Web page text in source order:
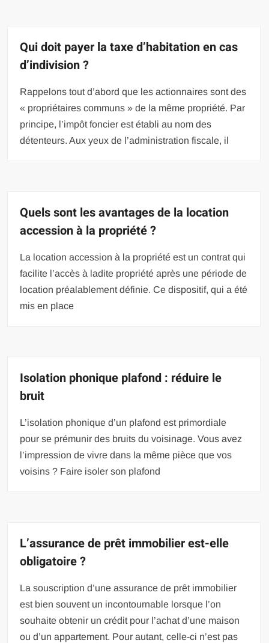
Qui doit payer la taxe d’habitation en cas
d’indivision ?
Rappelons tout d’abord que les actionnaires sont des
« propriétaires communs » de la même propriété. Par
principe, l’impôt foncier est établi au nom des
détenteurs. Aux yeux de l’administration fiscale, il
Quels sont les avantages de la location
accession à la propriété ?
La location accession à la propriété est un contrat qui
facilite l’accès à ladite propriété après une période de
location préalablement définie. Ce dispositif, qui a été
mis en place
Isolation phonique plafond : réduire le
bruit
L’isolation phonique d’un plafond est primordiale
pour se prémunir des bruits du voisinage. Vous avez
l’impression de vivre dans la même pièce que vos
voisins ? Faire isoler son plafond
L’assurance de prêt immobilier est-elle
obligatoire ?
La souscription d’une assurance de prêt immobilier
est bien souvent un incontournable lorsque l’on
souhaite obtenir un crédit pour l’achat d’une maison
ou d’un appartement. Pour autant, celle-ci n’est pas